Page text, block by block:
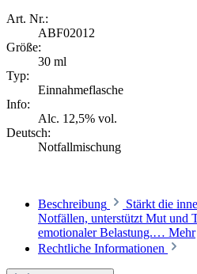
Art. Nr.:
ABF02012
Größe:
30 ml
Typ:
Einnahmeflasche
Info:
Alc. 12,5% vol.
Deutsch:
Notfallmischung
Beschreibung
Stärkt die
Notfällen, unterstützt Mut und
emotionaler Belastung.… Mehr
Rechtliche Informationen